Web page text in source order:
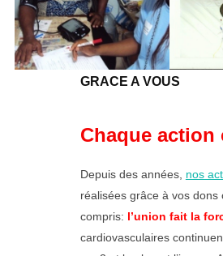
GRACE A VOUS
Chaque action
Depuis des années, nos
réalisées grâce à vos dons
compris: l’union fait la
cardiovasculaires